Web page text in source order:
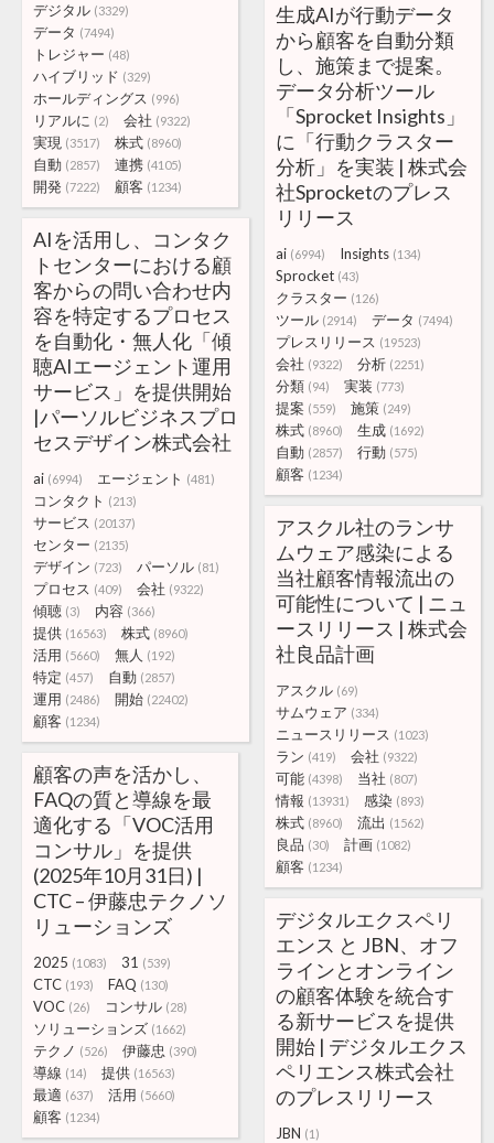
デジタル (3329)
データ (7494)
トレジャー (48)
ハイブリッド (329)
ホールディングス (996)
リアルに (2) 会社 (9322)
実現 (3517) 株式 (8960)
自動 (2857) 連携 (4105)
開発 (7222) 顧客 (1234)
生成AIが行動データ
から顧客を自動分類
し、施策まで提案。
データ分析ツール
「Sprocket Insights」
に「行動クラスター
分析」を実装 | 株式会
社Sprocketのプレス
リリース
ai (6994) Insights (134)
Sprocket (43)
クラスター (126)
ツール (2914) データ (7494)
プレスリリース (19523)
会社 (9322) 分析 (2251)
分類 (94) 実装 (773)
提案 (559) 施策 (249)
株式 (8960) 生成 (1692)
自動 (2857) 行動 (575)
顧客 (1234)
AIを活用し、コンタク
トセンターにおける顧
客からの問い合わせ内
容を特定するプロセス
を自動化・無人化「傾
聴AIエージェント運用
サービス」を提供開始
|パーソルビジネスプロ
セスデザイン株式会社
ai (6994) エージェント (481)
コンタクト (213)
サービス (20137)
センター (2135)
デザイン (723) パーソル (81)
プロセス (409) 会社 (9322)
傾聴 (3) 内容 (366)
提供 (16563) 株式 (8960)
活用 (5660) 無人 (192)
特定 (457) 自動 (2857)
運用 (2486) 開始 (22402)
顧客 (1234)
アスクル社のランサ
ムウェア感染による
当社顧客情報流出の
可能性について | ニュ
ースリリース | 株式会
社良品計画
アスクル (69)
サムウェア (334)
ニュースリリース (1023)
ラン (419) 会社 (9322)
可能 (4398) 当社 (807)
情報 (13931) 感染 (893)
株式 (8960) 流出 (1562)
良品 (30) 計画 (1082)
顧客 (1234)
顧客の声を活かし、
FAQの質と導線を最
適化する「VOC活用
コンサル」を提供
(2025年10月31日) |
CTC – 伊藤忠テクノソ
リューションズ
2025 (1083) 31 (539)
CTC (193) FAQ (130)
VOC (26) コンサル (28)
ソリューションズ (1662)
テクノ (526) 伊藤忠 (390)
導線 (14) 提供 (16563)
最適 (637) 活用 (5660)
顧客 (1234)
デジタルエクスペリ
エンス と JBN、オフ
ラインとオンライン
の顧客体験を統合す
る新サービスを提供
開始 | デジタルエクス
ペリエンス株式会社
のプレスリリース
JBN (1)